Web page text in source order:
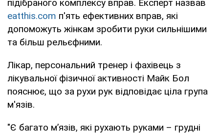
підібраного комплексу вправ. Експерт назвав
eatthis.com п'ять ефективних вправ, які
допоможуть жінкам зробити руки сильнішими
та більш рельєфними.
Лікар, персональний тренер і фахівець з
лікувальної фізичної активності Майк Бол
пояснює, що за рухи рук відповідає ціла група
м'язів.
"Є багато м’язів, які рухають руками – грудні